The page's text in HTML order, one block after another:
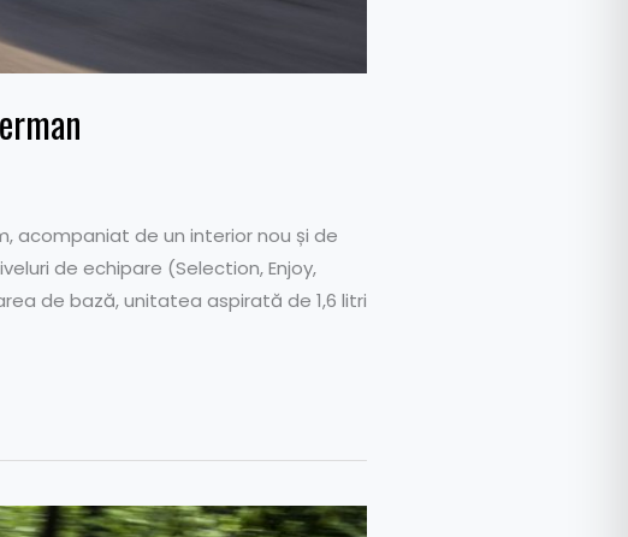
acompaniat de un interior nou și de
de echipare (Selection, Enjoy,
de bază, unitatea aspirată de 1,6 litri